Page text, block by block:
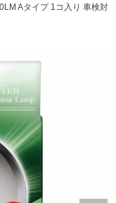
Aタイプ 1コ入り 車検対